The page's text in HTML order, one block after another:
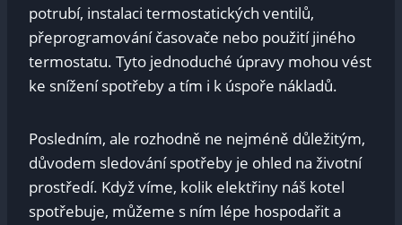
potrubí, instalaci termostatických ‍ventilů,
přeprogramování ⁤časovače nebo použití jiného
termostatu.⁢ Tyto jednoduché úpravy ⁢mohou​ vést
ke snížení spotřeby a tím i k úspoře nákladů.
Posledním,​ ale ‍rozhodně⁤ ne nejméně důležitým,
důvodem sledování spotřeby ⁢je ⁢ohled na životní
prostředí.​ Když víme, kolik ⁢elektřiny náš kotel
spotřebuje, ​můžeme s⁤ ním lépe hospodařit a